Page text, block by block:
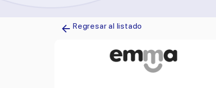
Regresar al listado